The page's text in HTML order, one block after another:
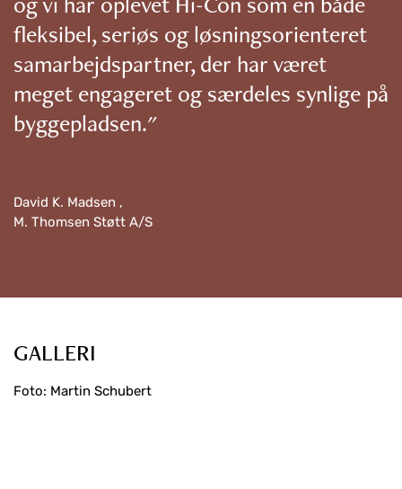
fleksibel, seriøs og løsningsorienteret
samarbejdspartner, der har været
meget engageret og særdeles synlige på
byggepladsen."
David K. Madsen ,
M. Thomsen Støtt A/S
GALLERI
Foto: Martin Schubert